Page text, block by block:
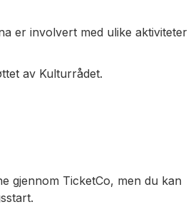
er involvert med ulike aktiviteter
av Kulturrådet.
gjennom TicketCo, men du kan